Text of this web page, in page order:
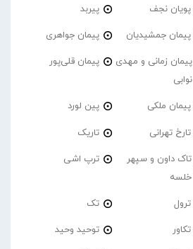
پویان نجف پیربد
پیمان جمشیدیان پیمان جواهری
پیمان زمانی و مهدی
نوابی
پیمان قلی‌پور
پیمان ملکی پین لورد
تارخ تهرانی تاریک
تاک داون و سپهر
خلسه
ترپ اشی
ترول تک
تکاور توحید وحید